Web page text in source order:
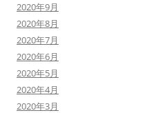
2020年9月
2020年8月
2020年7月
2020年6月
2020年5月
2020年4月
2020年3月